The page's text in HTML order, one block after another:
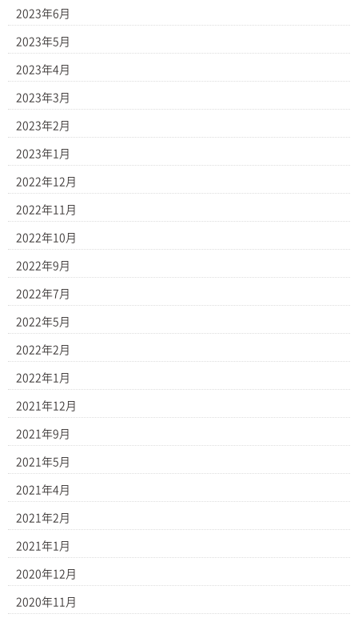
2023年6月
2023年5月
2023年4月
2023年3月
2023年2月
2023年1月
2022年12月
2022年11月
2022年10月
2022年9月
2022年7月
2022年5月
2022年2月
2022年1月
2021年12月
2021年9月
2021年5月
2021年4月
2021年2月
2021年1月
2020年12月
2020年11月